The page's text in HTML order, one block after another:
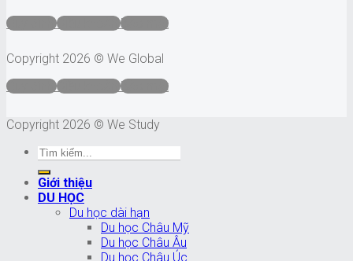
Quy định Điều khoản Bảo mật
Copyright 2026 © We Global
Quy định
Điều khoản Bảo mật
Copyright 2026 © We Study
Giới thiệu
DU HỌC
Du học dài hạn
Du học Châu Mỹ
Du học Châu Âu
Du học Châu Úc